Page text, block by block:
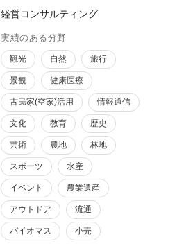
経営コンサルティング
実績のある分野
観光 自然 旅行
景観 健康医療
古民家(空家)活用 情報通信
文化 教育 歴史
芸術 農地 林地
スポーツ 水産
イベント 農業遺産
アウトドア 流通
バイオマス 小売